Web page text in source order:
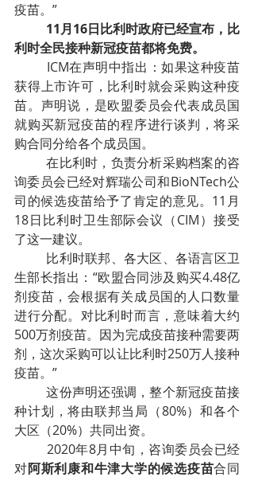
疫苗。”
11月16日比利时政府已经宣布，比
利时全民接种新冠疫苗都将免费。
ICM在声明中指出：如果这种疫苗
获得上市许可，比利时就会采购这种疫
苗。声明说，是欧盟委员会代表成员国
就购买新冠疫苗的程序进行谈判，将采
购合同分给各个成员国。
在比利时，负责分析采购档案的咨
询委员会已经对辉瑞公司和BioNTech公
司的候选疫苗给予了肯定的意见。11月
18日比利时卫生部际会议（CIM）接受
了这一建议。
比利时联邦、各大区、各语言区卫
生部长指出：“欧盟合同涉及购买4.48亿
剂疫苗，会根据有关成员国的人口数量
进行分配。对比利时而言，意味着大约
500万剂疫苗。因为完成疫苗接种需要两
剂，这次采购可以让比利时250万人接种
疫苗。”
这份声明还强调，整个新冠疫苗接
种计划，将由联邦当局（80%）和各个
大区（20%）共同出资。
2020年8月中旬，咨询委员会已经
对阿斯利康和牛津大学的候选疫苗合同